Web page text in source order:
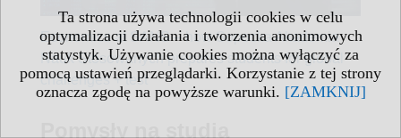
Ta strona używa technologii cookies w celu
optymalizacji działania i tworzenia anonimowych
statystyk. Używanie cookies można wyłączyć za
pomocą ustawień przeglądarki. Korzystanie z tej strony
oznacza zgodę na powyższe warunki. [ZAMKNIJ]
Economics at SANS – how Sopocka Akademia
Nauk Stosowanych prepares students for global
challenges + test